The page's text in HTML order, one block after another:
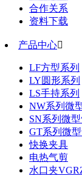
合作关系
资料下载
产品中心
LF方型系列
LY圆形系列
LS手持系列
NW系列微
SN系列微
GT系列微
快换夹具
电热气剪
水口夹